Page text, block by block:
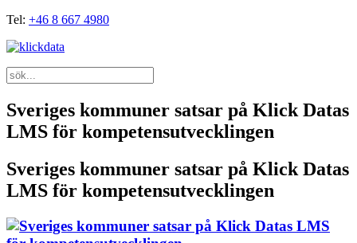
Tel: +46 8 667 4980
Sveriges kommuner satsar på Klick Datas
LMS för kompetensutvecklingen
Sveriges kommuner satsar på Klick Datas
LMS för kompetensutvecklingen